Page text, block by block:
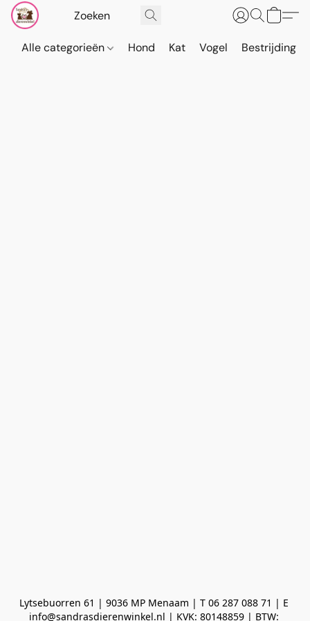
Alle categorieën Hond Kat Vogel Bestrijding
Lytsebuorren 61 | 9036 MP Menaam | T 06 287 088 71 | E
info@sandrasdierenwinkel.nl | KVK: 80148859 | BTW: